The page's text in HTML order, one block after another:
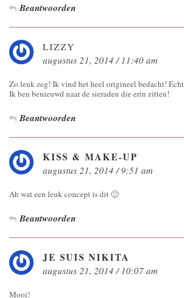
Beantwoorden
LIZZY
augustus 21, 2014 / 11:40 am
Zo leuk zeg! Ik vind het heel origineel bedacht!
Ik ben benieuwd naar de sieraden die erin zitten!
Beantwoorden
KISS & MAKE-UP
augustus 21, 2014 / 9:51 am
Ah wat een leuk concept is dit 🙂
Beantwoorden
JE SUIS NIKITA
augustus 21, 2014 / 10:07 am
Mooi!